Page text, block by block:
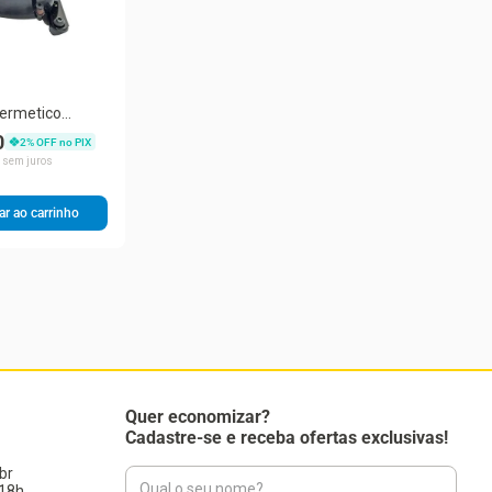
R22 220v /1
2% OFF no PIX
sem juros
ao carrinho
Quer economizar?
Cadastre-se e receba ofertas exclusivas!